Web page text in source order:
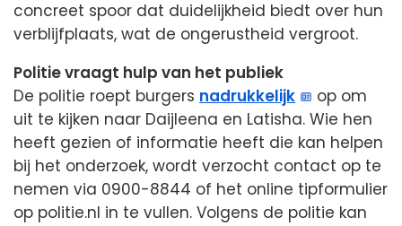
concreet spoor dat duidelijkheid biedt over hun
verblijfplaats, wat de ongerustheid vergroot.
Politie vraagt hulp van het publiek
De politie roept burgers nadrukkelijk
op om
uit te kijken naar Daijleena en Latisha. Wie hen
heeft gezien of informatie heeft die kan helpen
bij het onderzoek, wordt verzocht contact op te
nemen via 0900-8844 of het online tipformulier
op politie.nl in te vullen. Volgens de politie kan